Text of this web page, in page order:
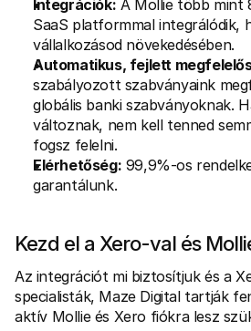
Integrációk: A Mollie több mint
SaaS platformmal integrálódik,
vállalkozásod növekedésében.
Automatikus, fejlett
szabályozott szabványaink
globális banki szabványoknak.
változnak, nem kell tenned
fogsz felelni.
Elérhetőség: 99,9%-os
garantálunk.
Kezd el a Xero-val és
Az integrációt mi biztosítjuk és a
specialisták, Maze Digital tartják
aktív Mollie és Xero fiókra lesz